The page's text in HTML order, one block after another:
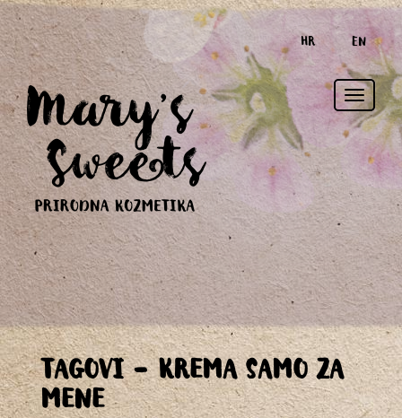
HR EN
Toggle
TAGOVI - KREMA SAMO ZA
MENE